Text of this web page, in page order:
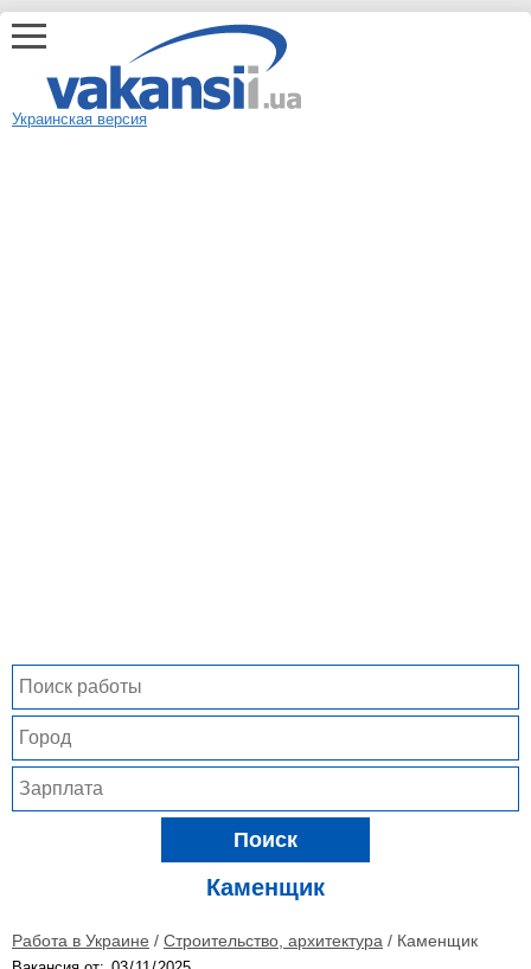
Украинская версия
Поиск
Каменщик
Работа в Украине / Строительство, архитектура / Каменщик